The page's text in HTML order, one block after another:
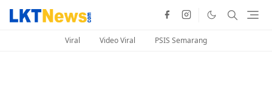
Viral Video Viral PSIS Semarang